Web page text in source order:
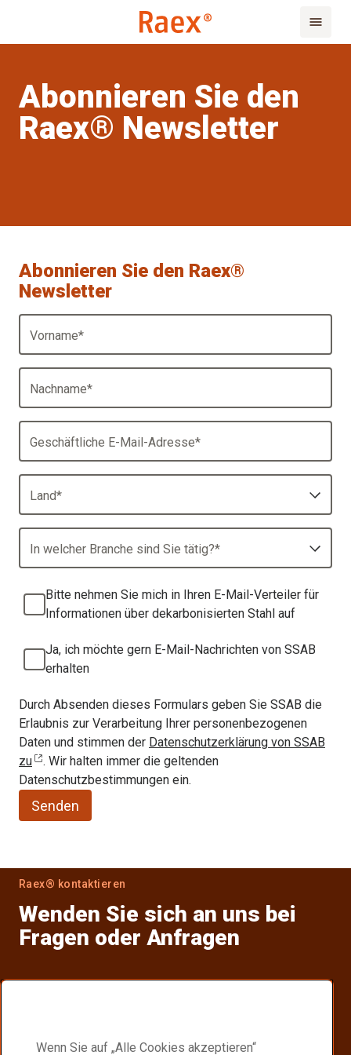
Abonnieren Sie den
Raex® Newsletter
Abonnieren Sie den Raex®
Newsletter
Vorname*
Nachname*
Geschäftliche E-Mail-Adresse*
Land*
In welcher Branche sind Sie tätig?*
Bitte nehmen Sie mich in Ihren E-Mail-Verteiler für
Informationen über dekarbonisierten Stahl auf
Ja, ich möchte gern E-Mail-Nachrichten von SSAB
erhalten
Durch Absenden dieses Formulars geben Sie SSAB die
Erlaubnis zur Verarbeitung Ihrer personenbezogenen
Daten und stimmen der Datenschutzerklärung von SSAB
zu
. Wir halten immer die geltenden
Datenschutzbestimmungen ein.
Senden
Raex® kontaktieren
Wenden Sie sich an uns bei
Fragen oder Anfragen
Suchen Sie einen Raex® Händler in Ihrer Nähe.
Wenn Sie auf „Alle Cookies akzeptieren“